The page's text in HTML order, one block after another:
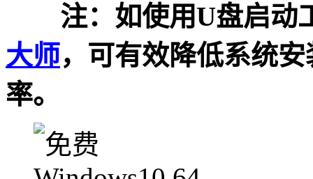
注：如使用U盘启动
大师，可有效降低系统
率。